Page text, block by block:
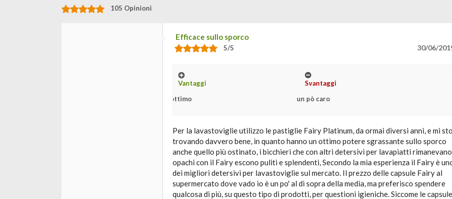
105 Opinioni
Efficace sullo sporco
5/5 30/06/
Vantaggi
ottimo
Svantaggi
un pò caro
Per la lavastoviglie utilizzo le pastiglie Fairy Platinum, da ormai diversi anni, e mi sto
trovando davvero bene, in quanto hanno un ottimo potere sgrassante sullo sporco
anche quello più ostinato, i bicchieri che con altri detersivi per lavapiatti rimanevano
opachi con il Fairy escono puliti e splendenti, Secondo la mia esperienza il Fairy è
dei migliori detersivi per lavastoviglie sul mercato. Il prezzo delle capsule Fairy al
supermercato dove vado io è un po' al di sopra della media, ma preferisco spendere
qualcosa di più, su questo tipo di prodotti, per questioni igieniche. Siccome le capsule